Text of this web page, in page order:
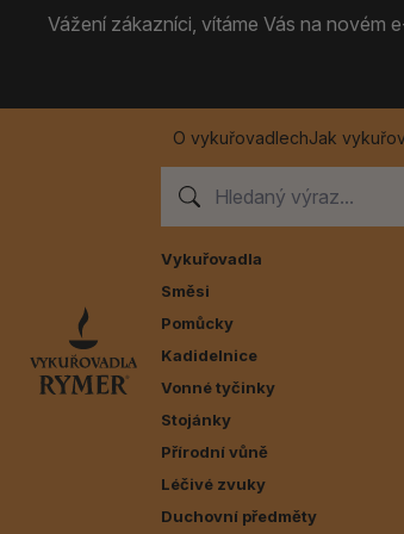
Vážení zákazníci, vítáme Vás na novém
O vykuřovadlechJak
Vykuřovadla
Směsi
Pomůcky
Kadidelnice
Vonné tyčinky
Stojánky
Přírodní vůně
Léčivé zvuky
Duchovní předměty